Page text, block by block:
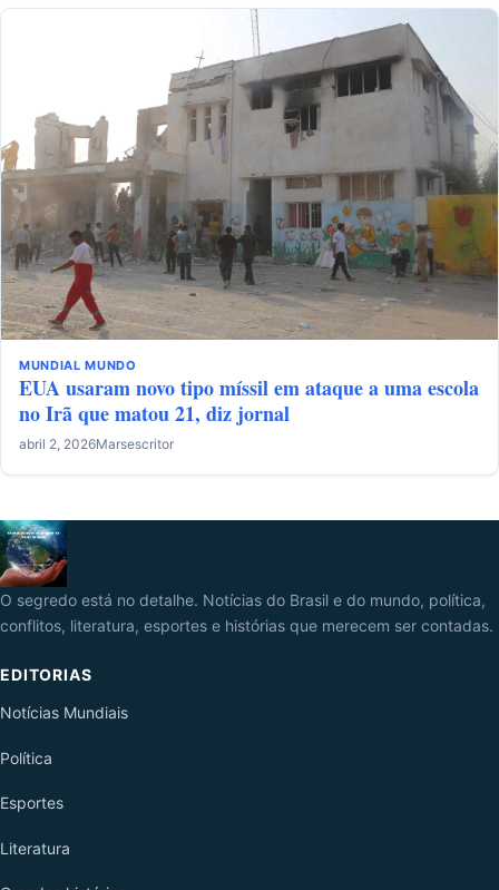
MUNDIAL MUNDO
EUA usaram novo tipo míssil em ataque a uma escola
no Irã que matou 21, diz jornal
abril 2, 2026Marsescritor
O segredo está no detalhe. Notícias do Brasil e do mundo, política,
conflitos, literatura, esportes e histórias que merecem ser contadas.
EDITORIAS
Notícias Mundiais
Política
Esportes
Literatura